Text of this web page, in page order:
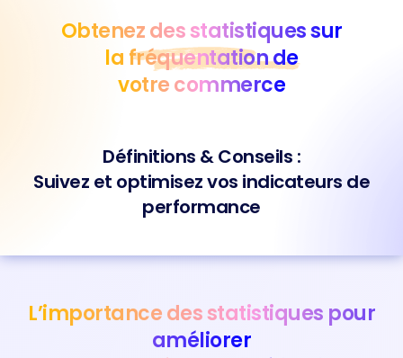
Obtenez des statistiques sur
la fréquentation de
votre commerce
Définitions & Conseils :
Suivez et optimisez vos indicateurs de
performance
L’importance des statistiques pour
améliorer